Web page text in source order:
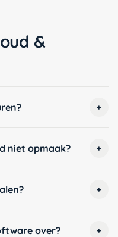
&
+
niet opmaak? +
+
over? +